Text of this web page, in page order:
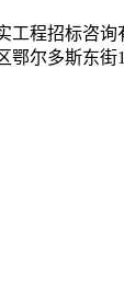
工程招标咨询
鄂尔多斯东街